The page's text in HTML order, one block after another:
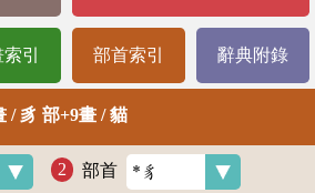
引 部首索引 辭典附錄
/ 豸 部+9畫 / 貓
部首